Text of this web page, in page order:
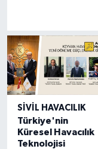
SIVIL HAVACILIK
Türkiye'nin
Küresel Havacılık
Teknolojisi